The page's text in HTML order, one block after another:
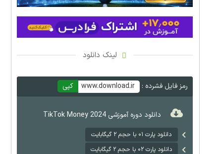
لینک دانلود
رمز فایل فشرده : www.download.ir کپی
دانلود دوره آموزشی TikTok Money 2024
دانلود پارت ۰۱ با حجم ۲ گیگابایت
دانلود پارت ۰۲ با حجم ۲ گیگابایت